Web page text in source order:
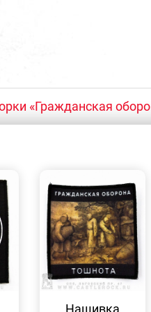
«Гражданская
Нашивка